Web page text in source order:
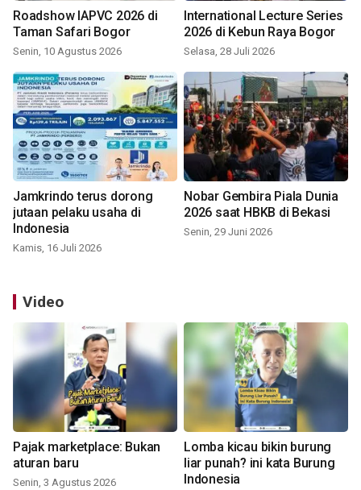
Roadshow IAPVC 2026 di
Taman Safari Bogor
Senin, 10 Agustus 2026
International Lecture Series
2026 di Kebun Raya Bogor
Selasa, 28 Juli 2026
Jamkrindo terus dorong
jutaan pelaku usaha di
Indonesia
Kamis, 16 Juli 2026
Nobar Gembira Piala Dunia
2026 saat HBKB di Bekasi
Senin, 29 Juni 2026
Video
Pajak marketplace: Bukan
aturan baru
Senin, 3 Agustus 2026
Lomba kicau bikin burung
liar punah? ini kata Burung
Indonesia